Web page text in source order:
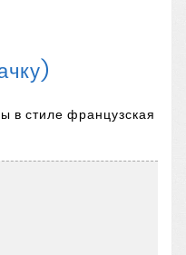
стиле французская